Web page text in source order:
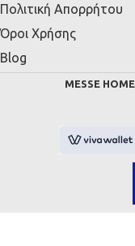
Πολιτική Απορρήτου
Όροι Χρήσης
Blog
MESSE HOME